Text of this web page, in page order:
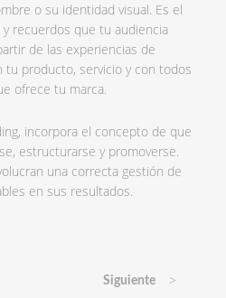
o su identidad visual. Es el
recuerdos que tu audiencia
de las experiencias de
tu producto, servicio y con todos
ofrece tu marca.
incorpora el concepto de que
estructurarse y promoverse.
una correcta gestión de
en sus resultados.
Siguiente >